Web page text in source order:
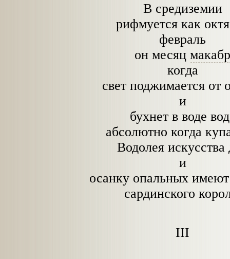
В средиземии
рифмуется как
февраль
он месяц
когда
свет поджимается от
и
бухнет в воде
абсолютно когда
Водолея искусства
и
осанку опальных
сардинского
III